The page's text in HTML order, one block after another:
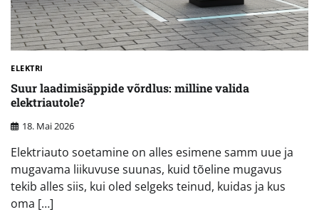
ELEKTRI
Suur laadimisäppide võrdlus: milline valida
elektriautole?
18. Mai 2026
Elektriauto soetamine on alles esimene samm uue ja
mugavama liikuvuse suunas, kuid tõeline mugavus
tekib alles siis, kui oled selgeks teinud, kuidas ja kus
oma […]